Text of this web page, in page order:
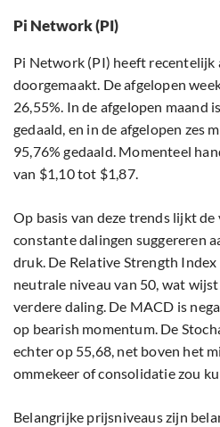
Pi Network (PI)
Pi Network (PI) heeft
doorgemaakt. De afgelopen
26,55%. In de afgelopen maand
gedaald, en in de afgelopen zes
95,76% gedaald. Momenteel
van $1,10 tot $1,87.
Op basis van deze trends lijkt
constante dalingen suggereren
druk. De Relative Strength
neutrale niveau van 50, wat
verdere daling. De MACD is
op bearish momentum. De
echter op 55,68, net boven het
ommekeer of consolidatie zou
Belangrijke prijsniveaus zijn